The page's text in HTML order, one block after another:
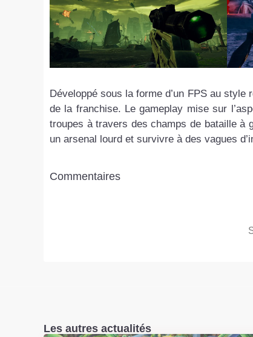
Développé sous la forme d’un FPS au
de la franchise. Le gameplay mise sur
troupes à travers des champs de bataille à
un arsenal lourd et survivre à des vagues
Commentaires
Les autres actualités